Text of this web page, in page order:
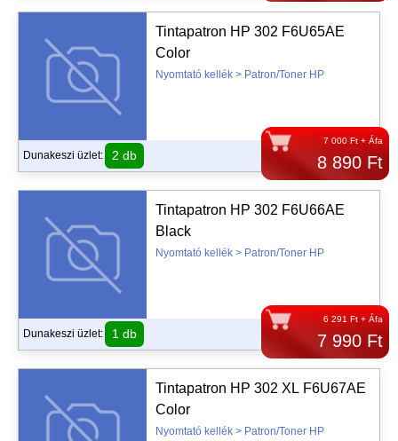
7 000 Ft + Áfa
8 890 Ft
Tintapatron HP 302 F6U65AE
Color
Nyomtató kellék > Patron/Toner HP
Dunakeszi üzlet: 2 db
6 291 Ft + Áfa
7 990 Ft
Tintapatron HP 302 F6U66AE
Black
Nyomtató kellék > Patron/Toner HP
Dunakeszi üzlet: 1 db
Tintapatron HP 302 XL F6U67AE
Color
Nyomtató kellék > Patron/Toner HP